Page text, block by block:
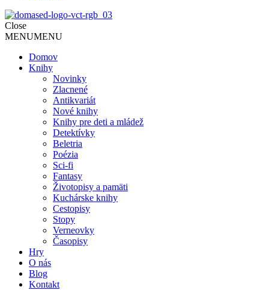
Close
MENUMENU
Domov
Knihy
Novinky
Zlacnené
Antikvariát
Nové knihy
Knihy pre deti a mládež
Detektívky
Beletria
Poézia
Sci-fi
Fantasy
Životopisy a pamäti
Kuchárske knihy
Cestopisy
Stopy
Verneovky
Časopisy
Hry
O nás
Blog
Kontakt